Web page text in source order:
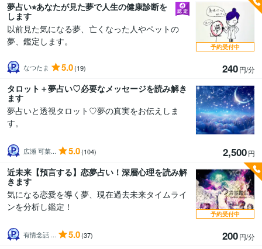
夢占い⭐︎あなたが見た夢で人生の健康診断を
します
以前見た気になる夢、亡くなった人やペットの
夢、鑑定します。
なつたま 5.0(19) 240円/分
予約受付中
タロット＋夢占い♡必要なメッセージを読み解き
ます
夢占いと透視タロット♡夢の真実をお伝えしま
す。
広瀬 可菜... 5.0(104) 2,500円
近未来【預言する】恋夢占い！深層心理を読み解
きます
気になる恋愛を導く夢、現在過去未来タイムライ
ンを分析し鑑定！
有情念話 ... 5.0(37) 200円/分
予約受付中